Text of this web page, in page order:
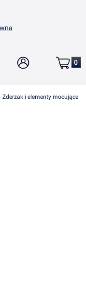
Zaloguj się Koszyk
Zderzak i elementy mocujące